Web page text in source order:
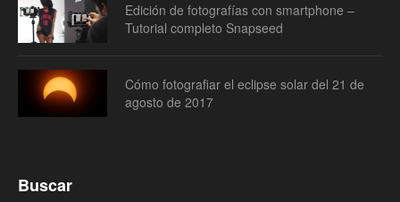
Edición de fotografías con smartphone –
Tutorial completo Snapseed
Cómo fotografiar el eclipse solar del 21 de
agosto de 2017
Buscar